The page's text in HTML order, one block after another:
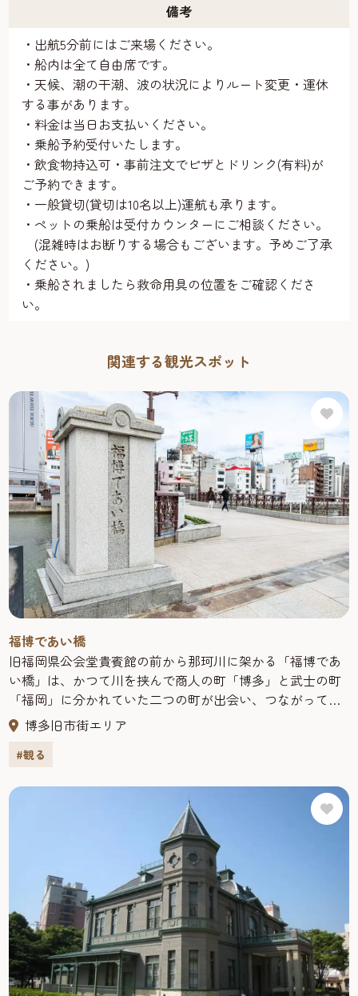
備考
・出航5分前にはご来場ください。
・船内は全て自由席です。
・天候、潮の干潮、波の状況によりルート変更・運休
する事があります。
・料金は当日お支払いください。
・乗船予約受付いたします。
・飲食物持込可・事前注文でピザとドリンク(有料)が
ご予約できます。
・一般貸切(貸切は10名以上)運航も承ります。
・ペットの乗船は受付カウンターにご相談ください。
(混雑時はお断りする場合もございます。予めご了承
ください。)
・乗船されましたら救命用具の位置をご確認くださ
い。
関連する観光スポット
福博であい橋
旧福岡県公会堂貴賓館の前から那珂川に架かる「福博であ
い橋」は、かつて川を挟んで商人の町「博多」と武士の町
「福岡」に分かれていた二つの町が出会い、つながってゆ
く、そんな想いをこめて名づけられました。長さ78.2mの橋
の上は遊歩道、ベンチの上でゆっくり那珂川の風景を楽し
むことができます。夜になると楽器を演奏する人やパ
に大ヒットした映画「君の膵臓をたべたい」にも登場しま
また、貴賓館側のたもとには水上バスの乗り場がありま
博多旧市街エリア
#観る